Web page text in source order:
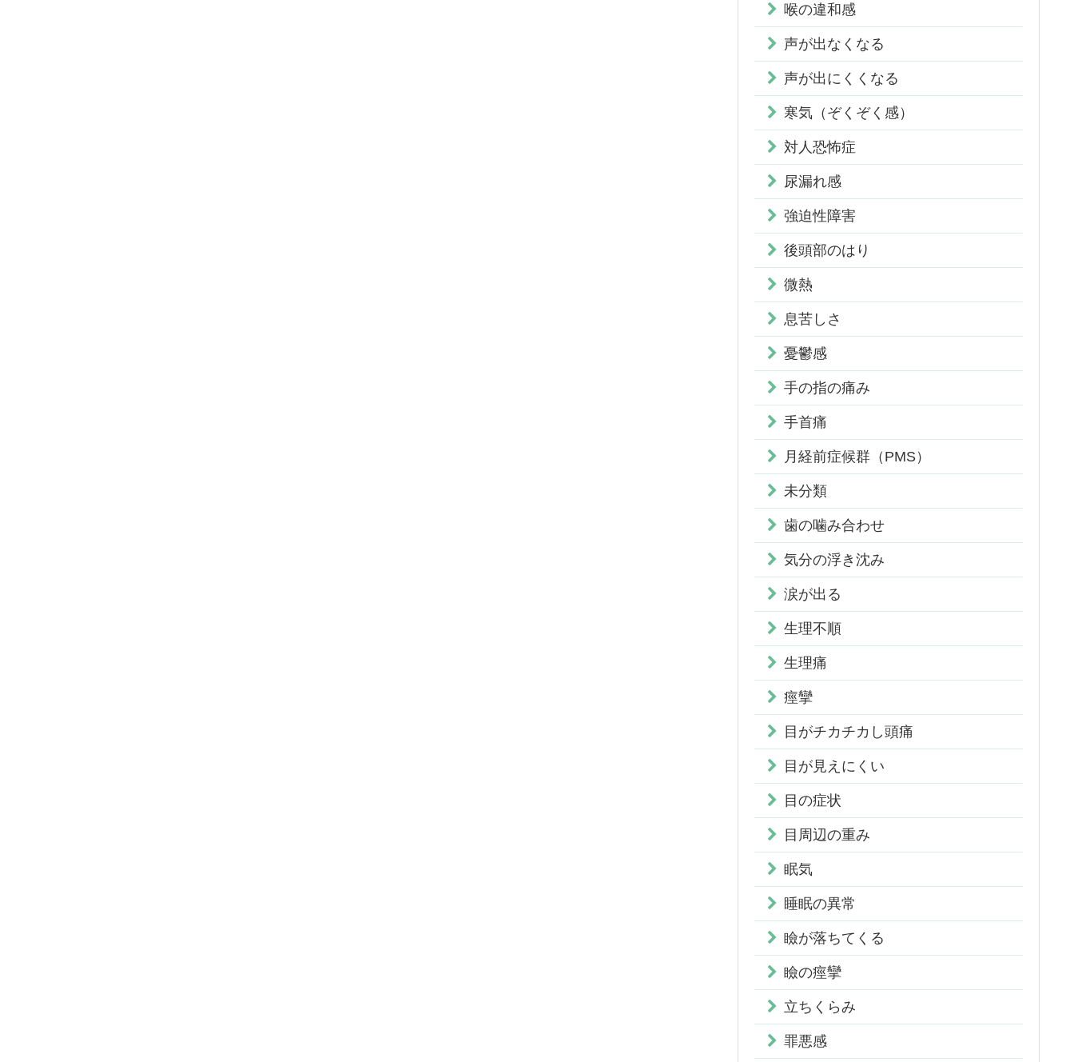
喉の違和感
声が出なくなる
声が出にくくなる
寒気（ぞくぞく感）
対人恐怖症
尿漏れ感
強迫性障害
後頭部のはり
微熱
息苦しさ
憂鬱感
手の指の痛み
手首痛
月経前症候群（PMS）
未分類
歯の噛み合わせ
気分の浮き沈み
涙が出る
生理不順
生理痛
痙攣
目がチカチカし頭痛
目が見えにくい
目の症状
目周辺の重み
眠気
睡眠の異常
瞼が落ちてくる
瞼の痙攣
立ちくらみ
罪悪感